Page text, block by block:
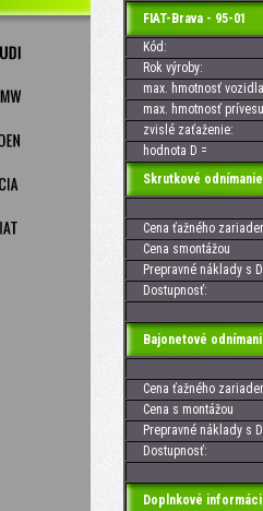
FIAT-Brava - 95-01
Kód:
Rok výroby:
max. hmotnosť
max. hmotnosť
zvislé zaťaženie:
hodnota D =
Skrutkové
Cena ťažného
Cena smontážou
Prepravné náklady s
Dostupnosť:
Bajonetové
Cena ťažného
Cena s montážou
Prepravné náklady s
Dostupnosť:
Doplnkové